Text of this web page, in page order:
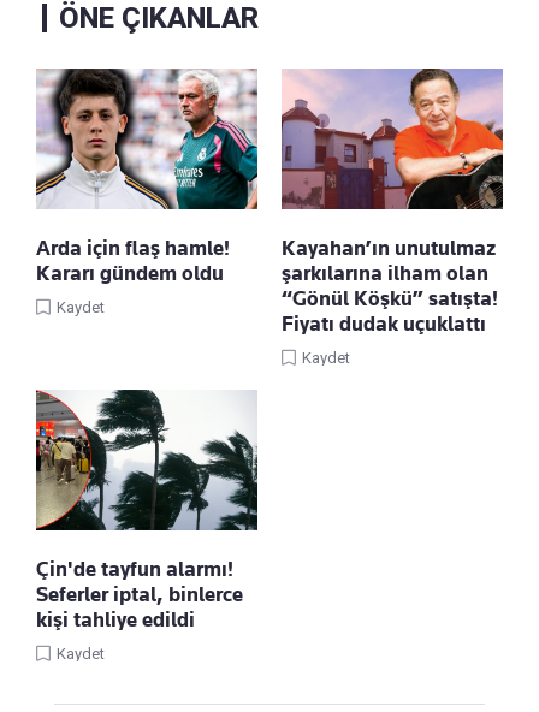
ÖNE ÇIKANLAR
Arda için flaş hamle!
Kararı gündem oldu
Kaydet
Kayahan’ın unutulmaz
şarkılarına ilham olan
“Gönül Köşkü” satışta!
Fiyatı dudak uçuklattı
Kaydet
Çin'de tayfun alarmı!
Seferler iptal, binlerce
kişi tahliye edildi
Kaydet